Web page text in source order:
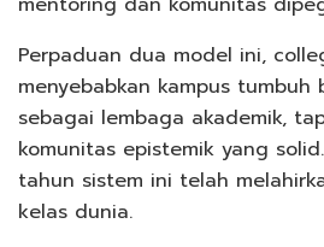
Perpaduan dua model ini,
menyebabkan kampus tumbuh
sebagai lembaga akademik,
komunitas epistemik yang
tahun sistem ini telah
kelas dunia.